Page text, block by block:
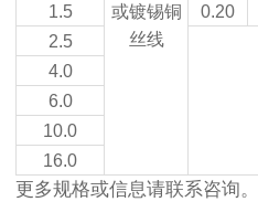
或镀锡铜
丝线
1.5
0.20
2.5
4.0
6.0
10.0
16.0
更多规格或信息请联系咨询。